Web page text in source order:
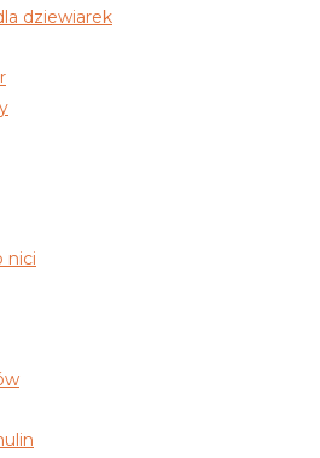
dziewiarek
nici